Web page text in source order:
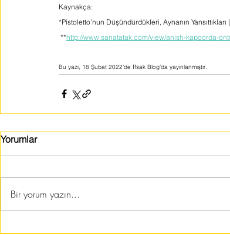
Kaynakça:
*Pistoletto’nun Düşündürdükleri, Aynanın
**http://www.sanatatak.com/view/anish-kapoorda-
Bu yazı, 18 Şubat 2022’de İfsak Blog’da yayınlanmıştır.
Yorumlar
Bir yorum yazın...